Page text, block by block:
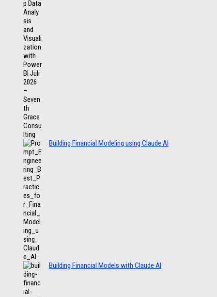
Building Financial Modeling using Claude AI
Building Financial Models with Claude AI